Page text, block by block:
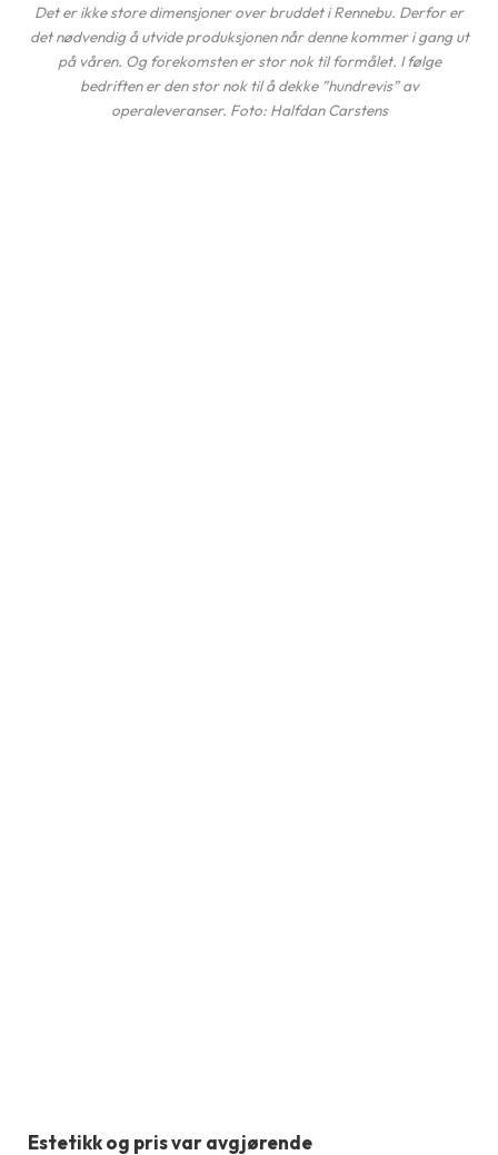
Det er ikke store dimensjoner over bruddet i Rennebu. Derfor er
det nødvendig å utvide produksjonen når denne kommer i gang ut
på våren. Og forekomsten er stor nok til formålet. I følge
bedriften er den stor nok til å dekke ”hundrevis” av
operaleveranser. Foto: Halfdan Carstens
Estetikk og pris var avgjørende